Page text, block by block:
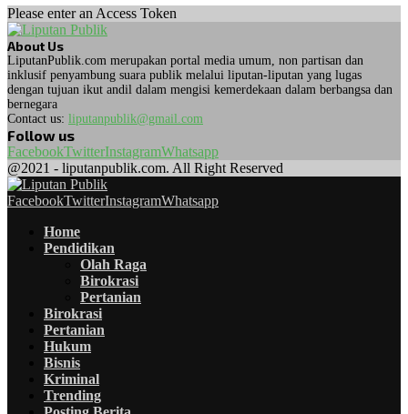
Please enter an Access Token
About Us
LiputanPublik.com merupakan portal media umum, non partisan dan
inklusif penyambung suara publik melalui liputan-liputan yang lugas
dengan tujuan ikut andil dalam mengisi kemerdekaan dalam berbangsa dan
bernegara
Contact us: liputanpublik@gmail.com
Follow us
FacebookTwitterInstagramWhatsapp
@2021 - liputanpublik.com. All Right Reserved
FacebookTwitterInstagramWhatsapp
Home
Pendidikan
Olah Raga
Birokrasi
Pertanian
Birokrasi
Pertanian
Hukum
Bisnis
Kriminal
Trending